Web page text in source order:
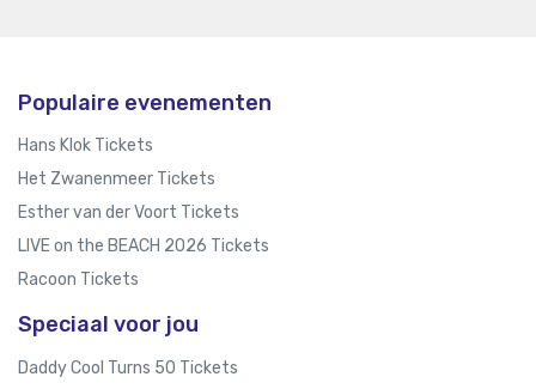
Populaire evenementen
Hans Klok Tickets
Het Zwanenmeer Tickets
Esther van der Voort Tickets
LIVE on the BEACH 2026 Tickets
Racoon Tickets
Speciaal voor jou
Daddy Cool Turns 50 Tickets